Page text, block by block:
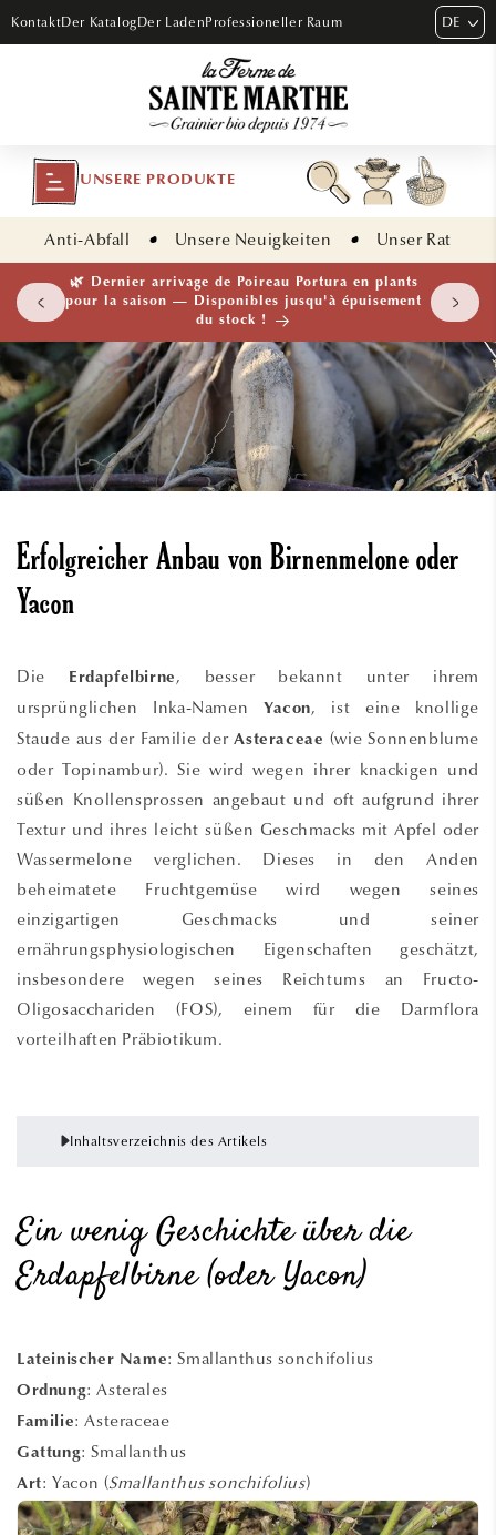
ZUM
INHALT
KontaktDer KatalogDer LadenProfessioneller Raum DE
UNSERE PRODUKTE
Anti-Abfall Unsere Neuigkeiten Unser Rat
🌱 NOUVEAUTÉ — Ail Rocambole AB · Lot de 10
bulbilles · En stock maintenant
Erfolgreicher Anbau von Birnenmelone oder
Yacon
Die Erdapfelbirne , besser bekannt unter ihrem
ursprünglichen Inka-Namen
Yacon, ist eine knollige
Staude aus der Familie derAsteraceae (wie Sonnenblume
oder Topinambur). Sie wird wegen ihrer knackigen und
süßen Knollensprossen angebaut und oft aufgrund ihrer
Textur und ihres leicht süßen Geschmacks mit Apfel oder
Wassermelone verglichen. Dieses in den Anden
beheimatete Fruchtgemüse wird wegen seines
einzigartigen Geschmacks und seiner
ernährungsphysiologischen Eigenschaften geschätzt,
insbesondere wegen seines Reichtums an Fructo-
Oligosacchariden (FOS), einem für die Darmflora
vorteilhaften Präbiotikum.
Inhaltsverzeichnis des Artikels
Ein wenig Geschichte über die
Erdapfelbirne (oder Yacon)
Lateinischer Name: Smallanthus sonchifolius
Ordnung: Asterales
Familie: Asteraceae
Gattung: Smallanthus
Art: Yacon (Smallanthus sonchifolius)